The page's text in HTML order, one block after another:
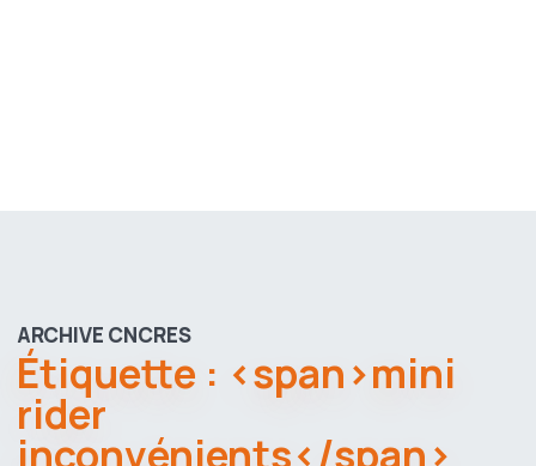
ARCHIVE CNCRES
Étiquette : <span>mini
rider
inconvénients</span>